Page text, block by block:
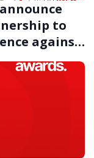
to
against